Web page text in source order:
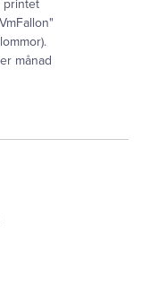
printet
månad